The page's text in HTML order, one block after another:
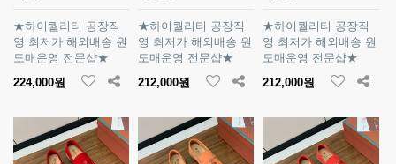
★하이퀄리티 공장직
영 최저가 해외배송 원
도매운영 전문샵★
224,000원
★하이퀄리티 공장직
영 최저가 해외배송 원
도매운영 전문샵★
212,000원
★하이퀄리티 공장직
영 최저가 해외배송 원
도매운영 전문샵★
212,000원